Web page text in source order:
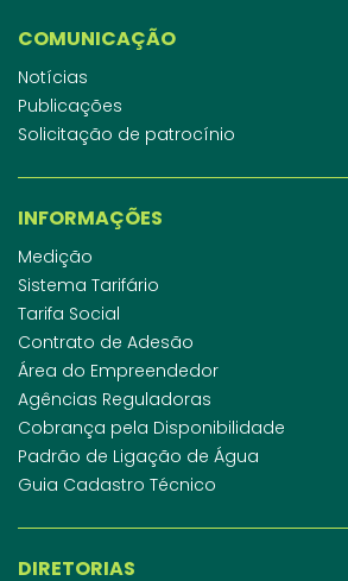
COMUNICAÇÃO
Notícias
Publicações
Solicitação de patrocínio
INFORMAÇÕES
Medição
Sistema Tarifário
Tarifa Social
Contrato de Adesão
Área do Empreendedor
Agências Reguladoras
Cobrança pela Disponibilidade
Padrão de Ligação de Água
Guia Cadastro Técnico
DIRETORIAS